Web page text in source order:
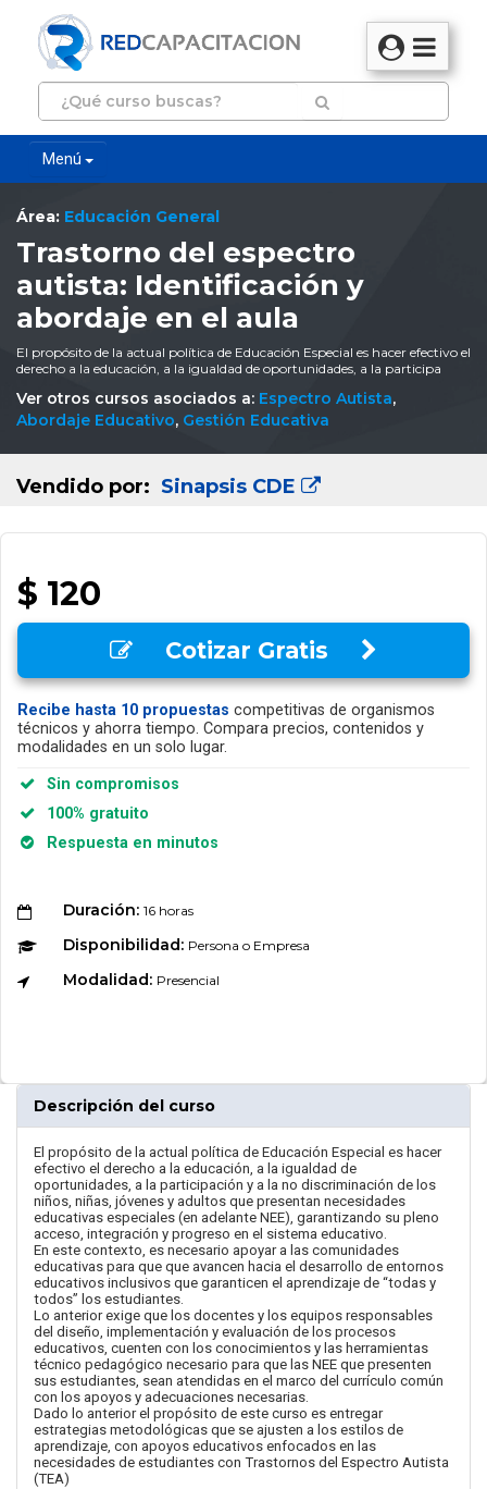
Menú
Área: Educación General
Trastorno del espectro
autista: Identificación y
abordaje en el aula
El propósito de la actual política de Educación Especial es hacer efectivo el
derecho a la educación, a la igualdad de oportunidades, a la participa
Ver otros cursos asociados a: Espectro Autista,
Abordaje Educativo, Gestión Educativa
Vendido por: Sinapsis CDE
$ 120
Cotizar Gratis
Recibe hasta 10 propuestas competitivas de organismos
técnicos y ahorra tiempo. Compara precios, contenidos y
modalidades en un solo lugar.
Sin compromisos
100% gratuito
Respuesta en minutos
Duración: 16 horas
Disponibilidad: Persona o Empresa
Modalidad: Presencial
Descripción del curso
El propósito de la actual política de Educación Especial es hacer
efectivo el derecho a la educación, a la igualdad de
oportunidades, a la participación y a la no discriminación de los
niños, niñas, jóvenes y adultos que presentan necesidades
educativas especiales (en adelante NEE), garantizando su pleno
acceso, integración y progreso en el sistema educativo.
En este contexto, es necesario apoyar a las comunidades
educativas para que que avancen hacia el desarrollo de entornos
educativos inclusivos que garanticen el aprendizaje de “todas y
todos” los estudiantes.
Lo anterior exige que los docentes y los equipos responsables
del diseño, implementación y evaluación de los procesos
educativos, cuenten con los conocimientos y las herramientas
técnico pedagógico necesario para que las NEE que presenten
sus estudiantes, sean atendidas en el marco del currículo común
con los apoyos y adecuaciones necesarias.
Dado lo anterior el propósito de este curso es entregar
estrategias metodológicas que se ajusten a los estilos de
aprendizaje, con apoyos educativos enfocados en las
necesidades de estudiantes con Trastornos del Espectro Autista
(TEA)